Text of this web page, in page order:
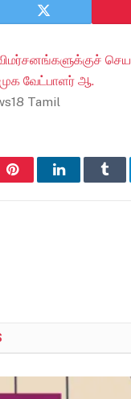
வேட்பாளர் ஆ.
Tamil
PinterestLinkedIn